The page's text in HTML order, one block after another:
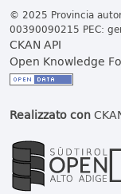
© 2025 Provincia
00390090215 PEC:
CKAN API
Open Knowledge
Realizzato con